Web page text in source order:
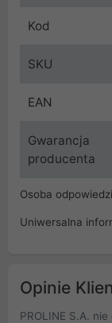
Kod
SKU
EAN
Gwarancja
producenta
Osoba
Uniwersalna
Opinie
PROLINE S.A.